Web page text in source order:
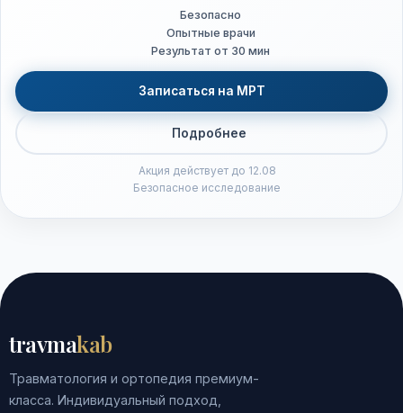
Безопасно
Опытные врачи
Результат от 30 мин
Записаться на МРТ
Подробнее
Акция действует до 12.08
Безопасное исследование
travmakab
Травматология и ортопедия премиум-
класса. Индивидуальный подход,